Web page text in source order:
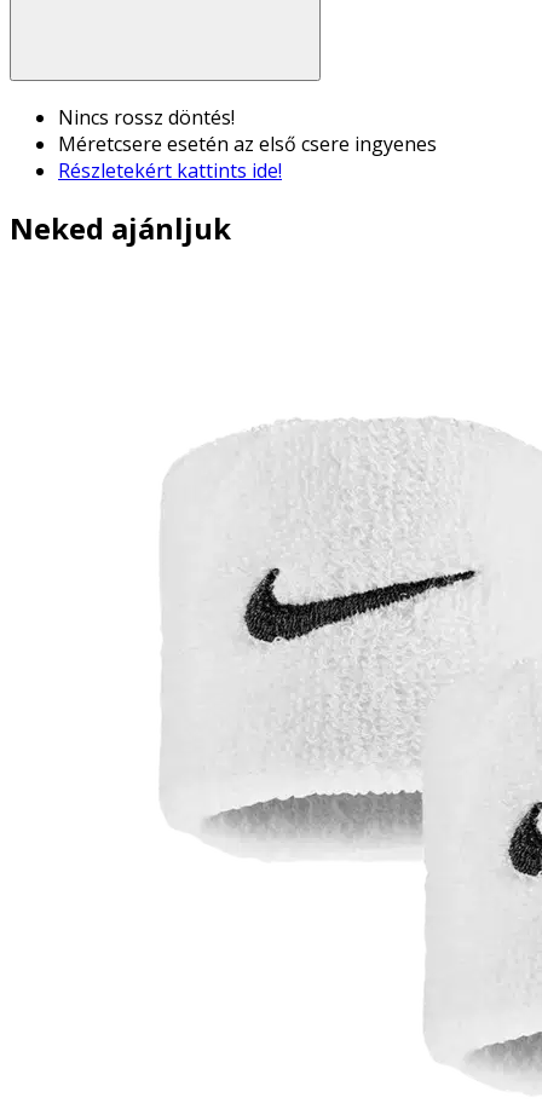
Nincs rossz döntés!
Méretcsere esetén az első csere ingyenes
Részletekért kattints ide!
Neked ajánljuk